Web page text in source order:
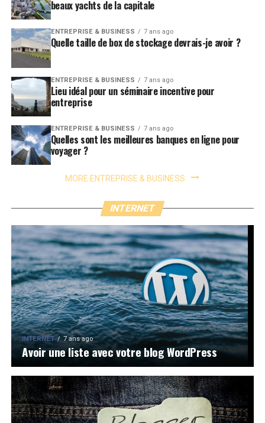
beaux yachts de la capitale
ENTREPRISE & BUSINESS 7 ans ago
Quelle taille de box de stockage devrais-je avoir ?
ENTREPRISE & BUSINESS 7 ans ago
Lieu idéal pour un séminaire incentive pour
entreprise
ENTREPRISE & BUSINESS 7 ans ago
Quelles sont les meilleures banques en ligne pour
voyager ?
MORE ENTREPRISE & BUSINESS
INTERNET
INTERNET 7 ans ago
Avoir une liste avec votre blog WordPress